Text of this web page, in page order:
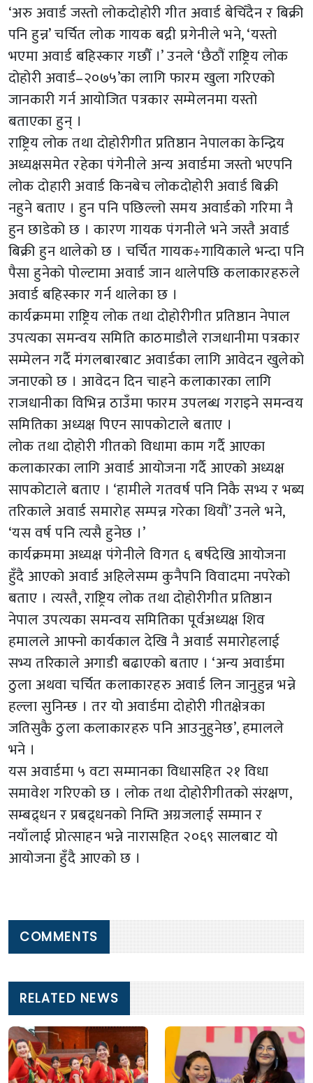
‘अरु अवार्ड जस्तो लोकदोहोरी गीत अवार्ड बेचिँदैन र बिक्री
पनि हुन्न’ चर्चित लोक गायक बद्री प्रगेनीले भने, ‘यस्तो
भएमा अवार्ड बहिस्कार गछौँ ।’ उनले ‘छैठौं राष्ट्रिय लोक
दोहोरी अवार्ड–२०७५’का लागि फारम खुला गरिएको
जानकारी गर्न आयोजित पत्रकार सम्मेलनमा यस्तो
बताएका हुन् ।
राष्ट्रिय लोक तथा दोहोरीगीत प्रतिष्ठान नेपालका केन्द्रिय
अध्यक्षसमेत रहेका पंगेनीले अन्य अवार्डमा जस्तो भएपनि
लोक दोहारी अवार्ड किनबेच लोकदोहोरी अवार्ड बिक्री
नहुने बताए । हुन पनि पछिल्लो समय अवार्डको गरिमा नै
हुन छाडेको छ । कारण गायक पंगनीले भने जस्तै अवार्ड
बिक्री हुन थालेको छ । चर्चित गायक÷गायिकाले भन्दा पनि
पैसा हुनेको पोल्टामा अवार्ड जान थालेपछि कलाकारहरुले
अवार्ड बहिस्कार गर्न थालेका छ ।
कार्यक्रममा राष्ट्रिय लोक तथा दोहोरीगीत प्रतिष्ठान नेपाल
उपत्यका समन्वय समिति काठमाडौले राजधानीमा पत्रकार
सम्मेलन गर्दै मंगलबारबाट अवार्डका लागि आवेदन खुलेको
जनाएको छ । आवेदन दिन चाहने कलाकारका लागि
राजधानीका विभिन्न ठाउँमा फारम उपलब्ध गराइने समन्वय
समितिका अध्यक्ष पिएन सापकोटाले बताए ।
लोक तथा दोहोरी गीतको विधामा काम गर्दै आएका
कलाकारका लागि अवार्ड आयोजना गर्दै आएको अध्यक्ष
सापकोटाले बताए । ‘हामीले गतवर्ष पनि निकै सभ्य र भब्य
तरिकाले अवार्ड समारोह सम्पन्न गरेका थियौं’ उनले भने,
‘यस वर्ष पनि त्यसै हुनेछ ।’
कार्यक्रममा अध्यक्ष पंगेनीले विगत ६ बर्षदेखि आयोजना
हुँदै आएको अवार्ड अहिलेसम्म कुनैपनि विवादमा नपरेको
बताए । त्यस्तै, राष्ट्रिय लोक तथा दोहोरीगीत प्रतिष्ठान
नेपाल उपत्यका समन्वय समितिका पूर्वअध्यक्ष शिव
हमालले आफ्नो कार्यकाल देखि नै अवार्ड समारोहलाई
सभ्य तरिकाले अगाडी बढाएको बताए । ‘अन्य अवार्डमा
ठुला अथवा चर्चित कलाकारहरु अवार्ड लिन जानुहुन्न भन्ने
हल्ला सुनिन्छ । तर यो अवार्डमा दोहोरी गीतक्षेत्रका
जतिसुकै ठुला कलाकारहरु पनि आउनुहुनेछ’, हमालले
भने ।
यस अवार्डमा ५ वटा सम्मानका विधासहित २१ विधा
समावेश गरिएको छ । लोक तथा दोहोरीगीतको संरक्षण,
सम्बद्र्धन र प्रबद्र्धनको निम्ति अग्रजलाई सम्मान र
नयाँलाई प्रोत्साहन भन्ने नारासहित २०६९ सालबाट यो
आयोजना हुँदै आएको छ ।
COMMENTS
RELATED NEWS